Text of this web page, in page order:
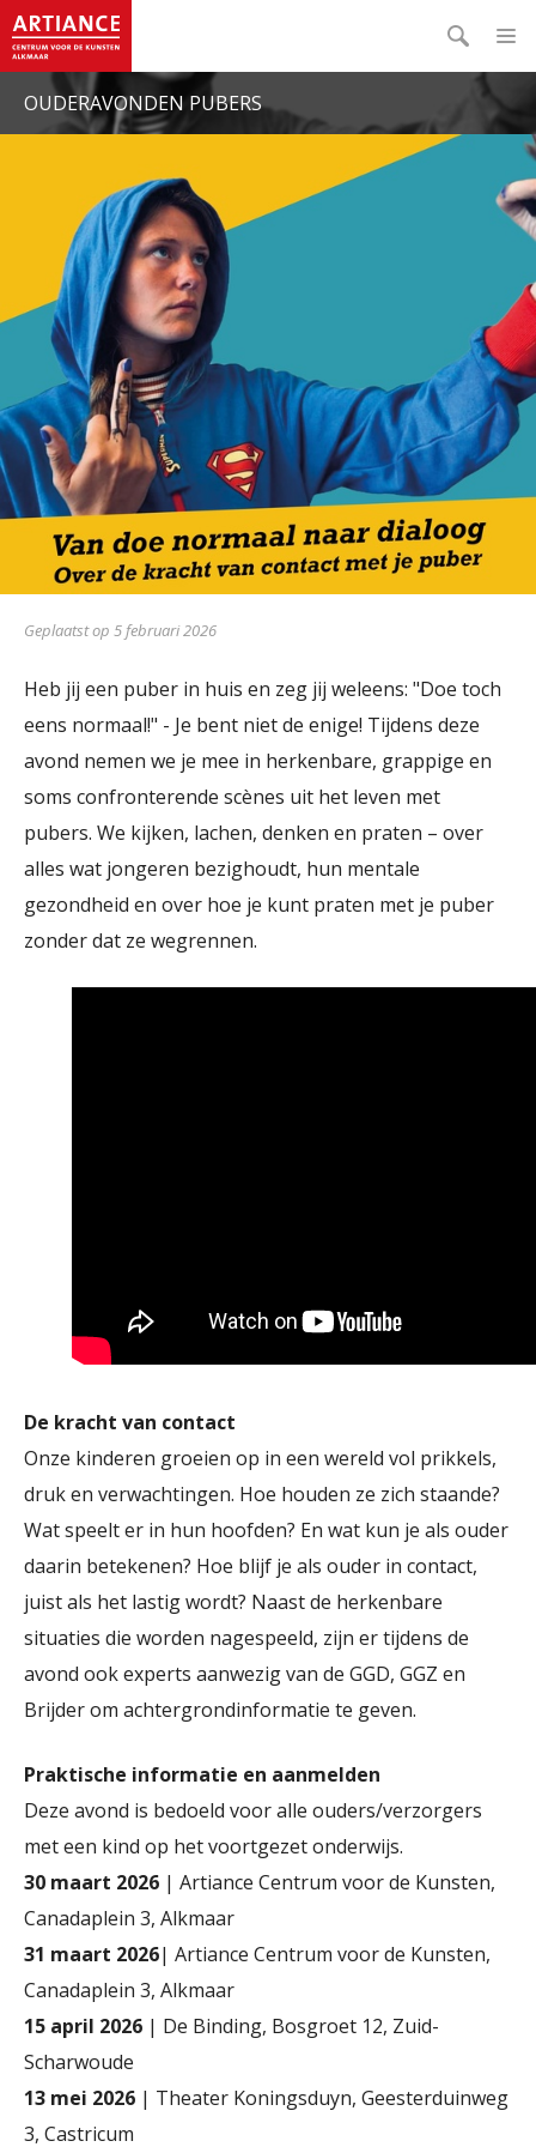
OUDERAVONDEN PUBERS
Geplaatst op 5 februari 2026
Heb jij een puber in huis en zeg jij weleens: "Doe toch
eens normaal!" - Je bent niet de enige! Tijdens deze
avond nemen we je mee in herkenbare, grappige en
soms confronterende scènes uit het leven met
pubers. We kijken, lachen, denken en praten – over
alles wat jongeren bezighoudt, hun mentale
gezondheid en over hoe je kunt praten met je puber
zonder dat ze wegrennen.
De kracht van contact
Onze kinderen groeien op in een wereld vol prikkels,
druk en verwachtingen. Hoe houden ze zich staande?
Wat speelt er in hun hoofden? En wat kun je als ouder
daarin betekenen? Hoe blijf je als ouder in contact,
juist als het lastig wordt? Naast de herkenbare
situaties die worden nagespeeld, zijn er tijdens de
avond ook experts aanwezig van de GGD, GGZ en
Brijder om achtergrondinformatie te geven.
Praktische informatie en aanmelden
Deze avond is bedoeld voor alle ouders/verzorgers
met een kind op het voortgezet onderwijs.
30 maart 2026 | Artiance Centrum voor de Kunsten,
Canadaplein 3, Alkmaar
31 maart 2026| Artiance Centrum voor de Kunsten,
Canadaplein 3, Alkmaar
15 april 2026 | De Binding, Bosgroet 12, Zuid-
Scharwoude
13 mei 2026 | Theater Koningsduyn, Geesterduinweg
3, Castricum